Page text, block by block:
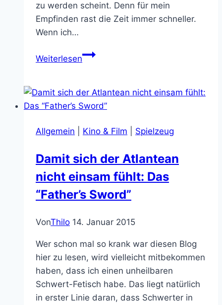
zu werden scheint. Denn für mein
Empfinden rast die Zeit immer schneller.
Wenn ich…
WeiterlesenDie
2019
und
Filmrückblick
Allgemein Kino & Film Spielzeug
Damit sich der Atlantean
nicht einsam fühlt: Das
“Father’s Sword”
VonThilo 14. Januar 2015
Wer schon mal so krank war diesen Blog
hier zu lesen, wird vielleicht mitbekommen
haben, dass ich einen unheilbaren
Schwert-Fetisch habe. Das liegt natürlich
in erster Linie daran, dass Schwerter in